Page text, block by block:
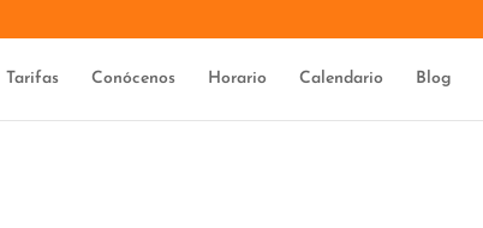
Tarifas Conócenos Horario Calendario Blog